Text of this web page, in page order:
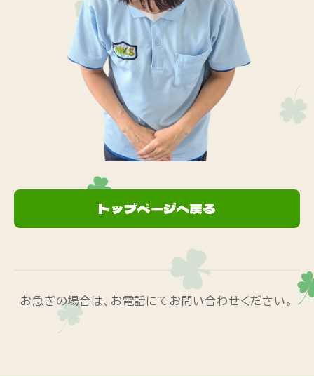
トップページへ戻る
お急ぎの場合は、お電話にてお問い合わせください。